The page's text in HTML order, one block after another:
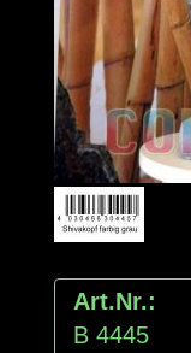
Art.Nr.:
B 4445